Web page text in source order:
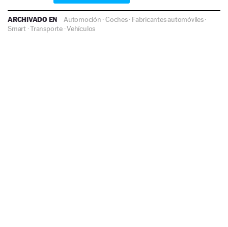
ARCHIVADO EN Automoción ·Coches· Fabricantes automóviles·
Smart·Transporte·Vehículos